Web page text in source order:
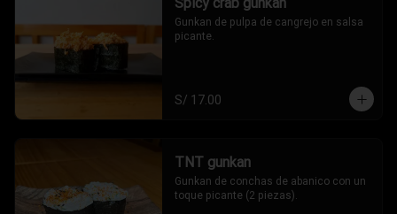
Gunkan de pulpa de cangrejo en salsa
picante.
S/ 17.00
TNT gunkan
Gunkan de conchas de abanico con un
toque picante (2 piezas).